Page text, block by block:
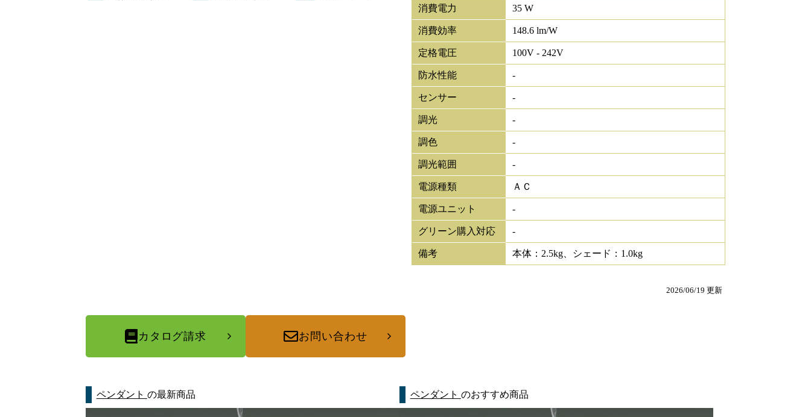
消費電力 35 W
消費効率 148.6 lm/W
定格電圧 100V - 242V
防水性能 -
センサー -
調光 -
調色 -
調光範囲 -
電源種類 ＡＣ
電源ユニット -
グリーン購入対応 -
備考 本体：2.5kg、シェード：1.0kg
2026/06/19 更新
カタログ請求 お問い合わせ
ペンダント の最新商品 ペンダント のおすすめ商品